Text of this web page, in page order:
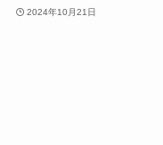
2024年10月21日